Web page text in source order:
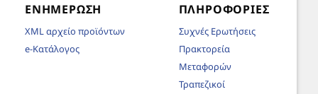
ΕΝΗΜΈΡΩΣΗ
XML αρχείο προϊόντων
e-Κατάλογος
ΠΛΗΡΟΦΟΡΊΕΣ
Συχνές Ερωτήσεις
Πρακτορεία
Μεταφορών
Τραπεζικοί